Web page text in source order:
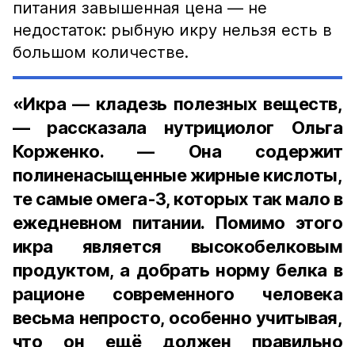
питания завышенная цена — не
недостаток: рыбную икру нельзя есть в
большом количестве.
«Икра — кладезь полезных веществ,
— рассказала нутрициолог Ольга
Корженко. — Она содержит
полиненасыщенные жирные кислоты,
те самые омега-3, которых так мало в
ежедневном питании. Помимо этого
икра является высокобелковым
продуктом, а добрать норму белка в
рационе современного человека
весьма непросто, особенно учитывая,
что он ещё должен правильно